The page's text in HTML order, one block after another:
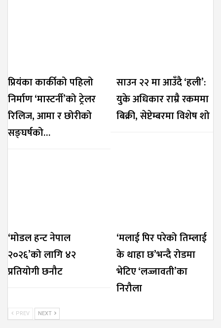
प्रियंका कार्कीको पहिलो
निर्माण ‘मास्टर्नी’को ट्रेलर
रिलिज, आमा र छोरीको
सङ्घर्षको…
साउन २२ मा आउँदै ‘हली’:
युके अधिकार राम्रै रकममा
बिक्री, सेप्टेम्बरमा विशेष शो
‘मोडल हन्ट नेपाल
२०२६’को लागि ४२
प्रतियोगी छनौट
‘मलाई पिर परेको तिम्लाई
के थाहा छ’भन्दै रोडमा
भेटिए ‘लज्जावती’का
निरौला
PREV NEXT